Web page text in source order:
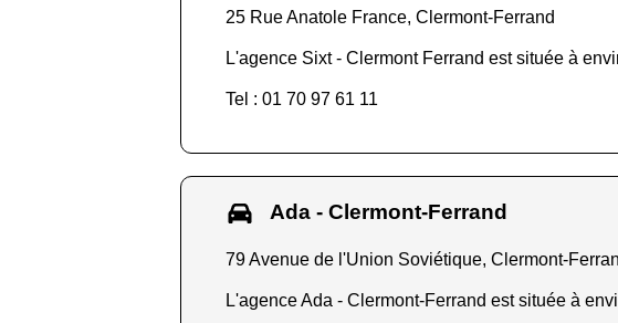
25 Rue Anatole France, Clermont-Ferrand
L'agence Sixt - Clermont Ferrand est située à
Tel : 01 70 97 61 11
Ada - Clermont-Ferrand
79 Avenue de l'Union Soviétique, Clermont-
L'agence Ada - Clermont-Ferrand est située à